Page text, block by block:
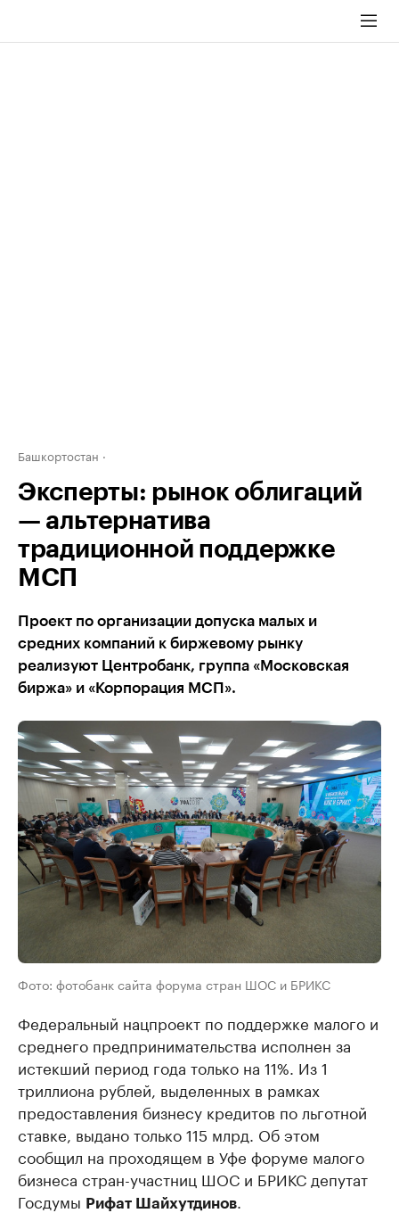
Башкортостан
Эксперты: рынок облигаций
— альтернатива
традиционной поддержке
МСП
Проект по организации допуска малых и
средних компаний к биржевому рынку
реализуют Центробанк, группа «Московская
биржа» и «Корпорация МСП».
Фото: фотобанк сайта форума стран ШОС и БРИКС
Федеральный нацпроект по поддержке малого и
среднего предпринимательства исполнен за
истекший период года только на 11%. Из 1
триллиона рублей, выделенных в рамках
предоставления бизнесу кредитов по льготной
ставке, выдано только 115 млрд. Об этом
сообщил на проходящем в Уфе форуме малого
бизнеса стран-участниц ШОС и БРИКС депутат
Госдумы Рифат Шайхутдинов